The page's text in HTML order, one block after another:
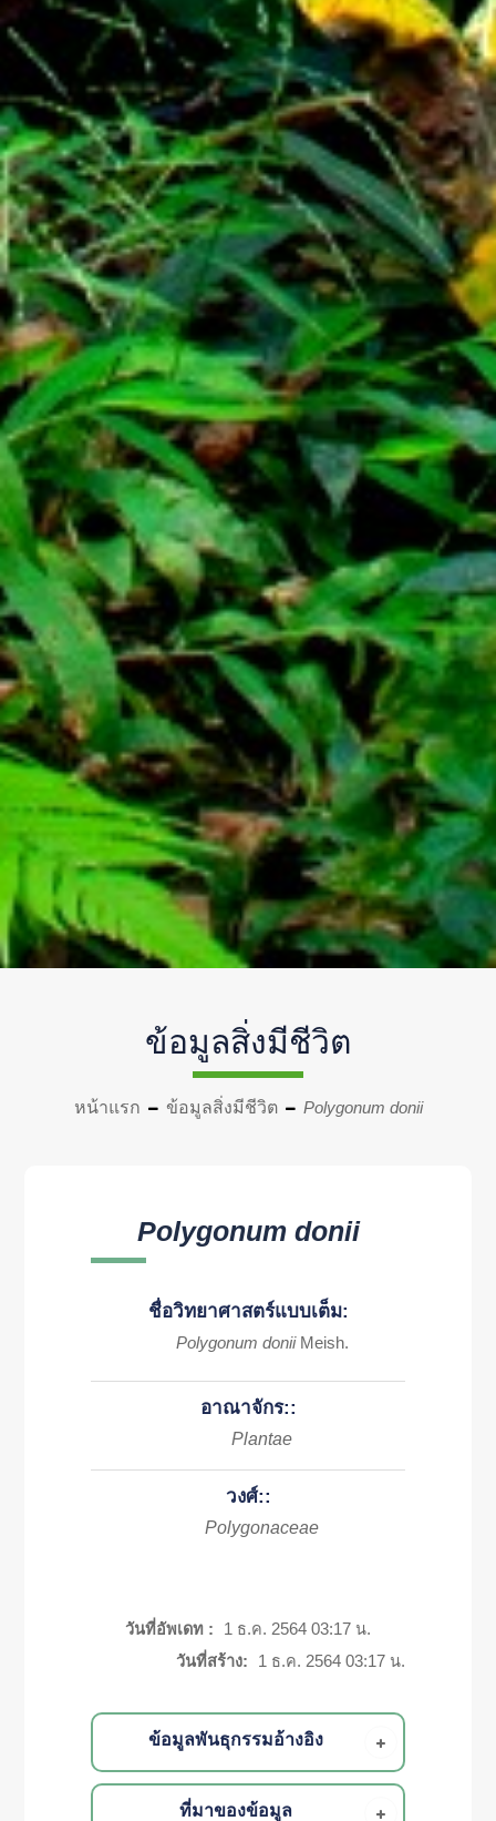
ข้อมูลสิ่งมีชีวิต
หน้าแรก ข้อมูลสิ่งมีชีวิต Polygonum donii
Polygonum donii
ชื่อวิทยาศาสตร์แบบเต็ม:
Polygonum donii Meish.
อาณาจักร::
Plantae
วงศ์::
Polygonaceae
วันที่อัพเดท :
1 ธ.ค. 2564 03:17 น.
วันที่สร้าง:
1 ธ.ค. 2564 03:17 น.
ข้อมูลพันธุกรรมอ้างอิง
ที่มาของข้อมูล